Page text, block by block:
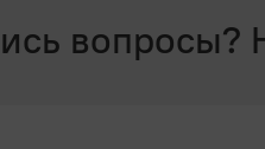
вопросы?